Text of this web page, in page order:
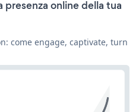
presenza online della tua
come engage, captivate, turn